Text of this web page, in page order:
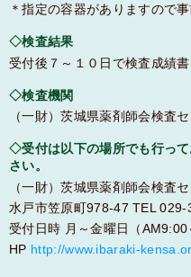
＊指定の容器がありますので
◇検査結果
受付後７～１０日で検査成績書
◇検査機関
（一財）茨城県薬剤師会検査
◇受付は以下の場所でも行っ
さい。
（一財）茨城県薬剤師会検査
水戸市笠原町978-47 TEL
受付日時 月～金曜日（AM9:00
HP http://www.ibaraki-